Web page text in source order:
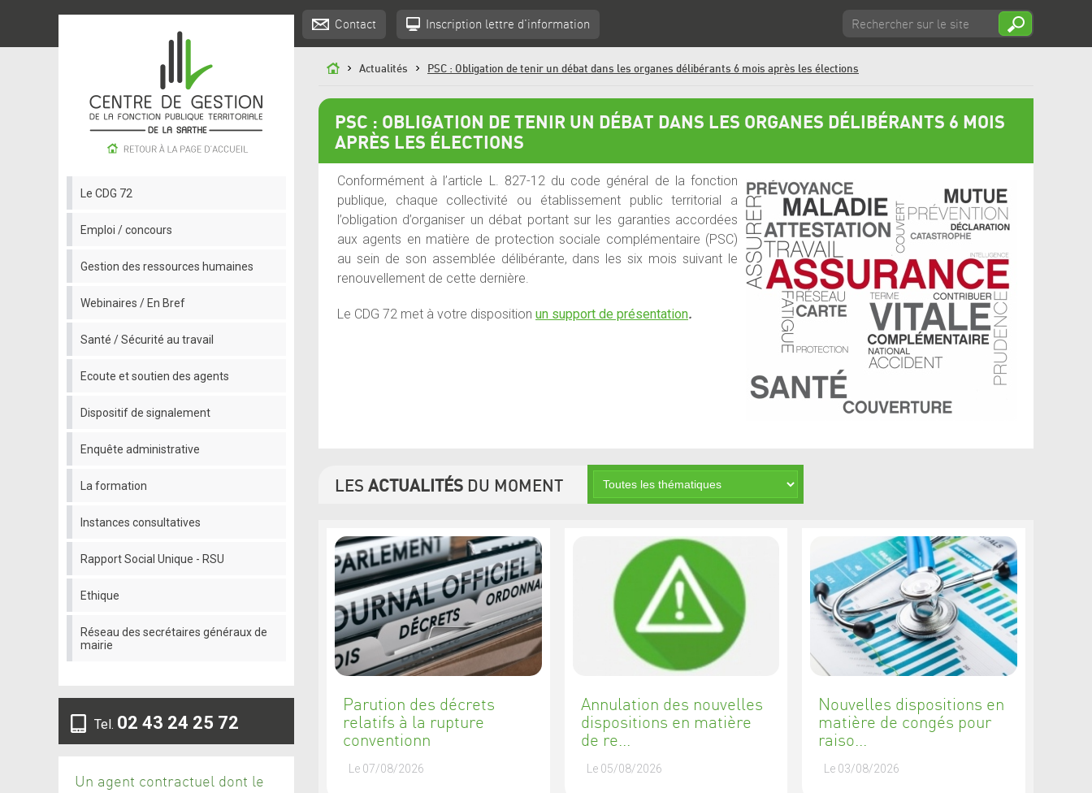
Contact Inscription lettre d'information
Le CDG 72
Emploi / concours
Gestion des ressources humaines
Webinaires / En Bref
Santé / Sécurité au travail
Ecoute et soutien des agents
Dispositif de signalement
Enquête administrative
La formation
Instances consultatives
Rapport Social Unique - RSU
Ethique
Réseau des secrétaires généraux de
mairie
Tel. 02 43 24 25 72
Un agent contractuel dont le
Actualités PSC : Obligation de tenir un débat dans les organes délibérants 6 mois après les élections
PSC : OBLIGATION DE TENIR UN DÉBAT DANS LES ORGANES DÉLIBÉRANTS 6 MOIS
APRÈS LES ÉLECTIONS
Conformément à l’article L. 827-12 du code général de la fonction
publique, chaque collectivité ou établissement public territorial a
l’obligation d’organiser un débat portant sur les garanties accordées
aux agents en matière de protection sociale complémentaire (PSC)
au sein de son assemblée délibérante, dans les six mois suivant le
renouvellement de cette dernière.
Le CDG 72 met à votre disposition un support de présentation.
LES ACTUALITÉS DU MOMENT
Parution des décrets
relatifs à la rupture
conventionn
Le 07/08/2026
Annulation des nouvelles
dispositions en matière
de re...
Le 05/08/2026
Nouvelles dispositions en
matière de congés pour
raiso...
Le 03/08/2026